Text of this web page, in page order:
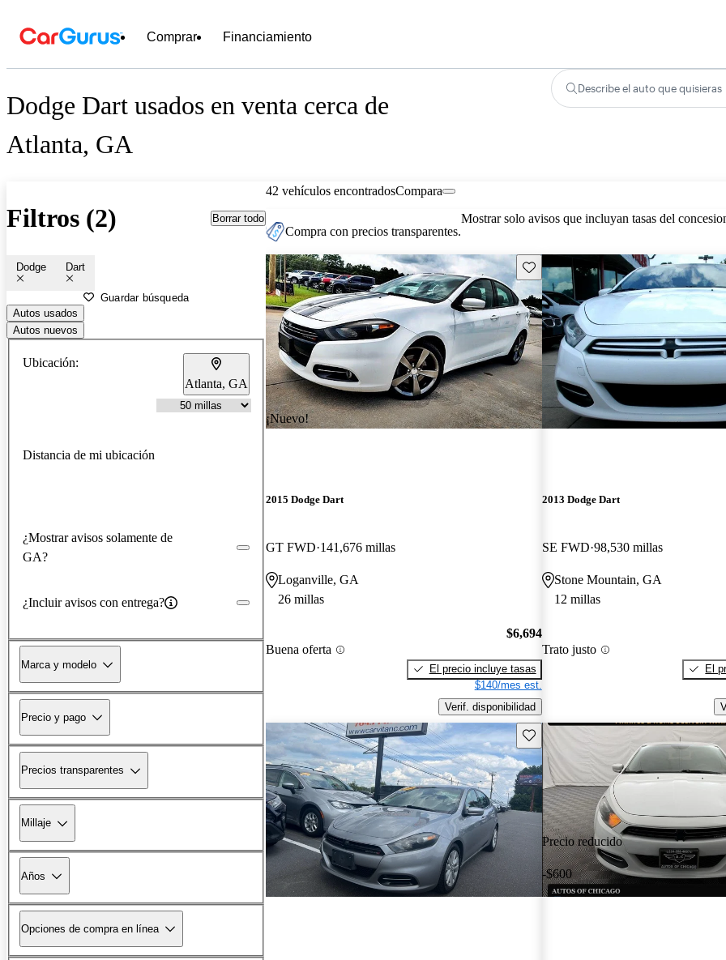
Comprar Financiamiento
Dodge Dart usados en venta cerca de
Atlanta, GA
Describe el auto que quisieras
Filtros (2) Borrar todo
Dodge Dart
Guardar búsqueda
Autos usados
Autos nuevos
Ubicación:
Atlanta, GA
Distancia de mi ubicación
¿Mostrar avisos solamente de
GA?
¿Incluir avisos con entrega?
Marca y modelo
Precio y pago
Precios transparentes
Millaje
Años
Opciones de compra en línea
42 vehículos encontradosCompara
Compra con precios transparentes.
Mostrar solo avisos que incluyan tasas del
¡Nuevo!
Guarda este Aviso
2015 Dodge Dart
GT FWD 141,676 millas
Loganville, GA
26 millas
Buena oferta
$6,694
El precio incluye tasas
$140/mes est.
Verif. disponibilidad
2013 Dodge Dart
SE FWD 98,530 millas
Stone Mountain, GA
12 millas
Trato justo
El
Guarda este Aviso
Precio reducido
-$600